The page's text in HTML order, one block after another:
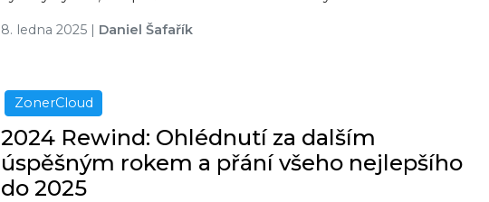
8. ledna 2025 | Daniel Šafařík
ZonerCloud
2024 Rewind: Ohlédnutí za dalším
úspěšným rokem a přání všeho nejlepšího
do 2025